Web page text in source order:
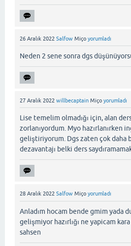
26 Aralık 2022 Salfow Miço yorumladı
Neden 2 sene sonra dgs
27 Aralık 2022 willbecaptain Miço yorumladı
Lise temelim olmadığı için, alan
zorlanıyordum. Myo hazırlanırken
geliştiriyorum. Dgs zaten çok daha
dezavantajı belki ders
28 Aralık 2022 Salfow Miço yorumladı
Anladım hocam bende gmim yada
gelişmiyor hazırlığı ne yapicam
sahsen